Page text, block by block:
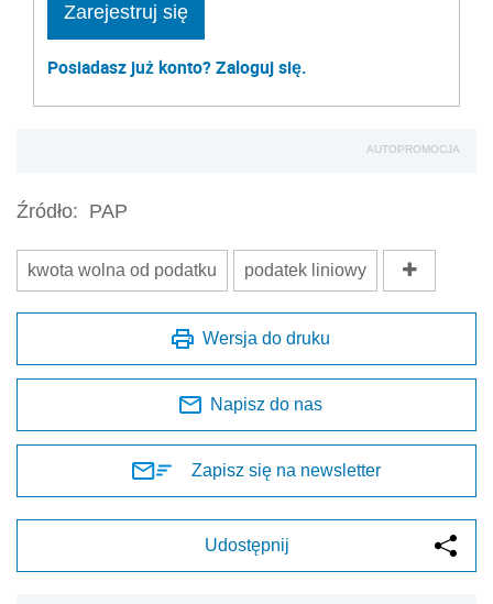
Zarejestruj się
Posiadasz już konto? Zaloguj się.
AUTOPROMOCJA
Źródło: PAP
kwota wolna od podatku podatek liniowy
Wersja do druku
Napisz do nas
Zapisz się na newsletter
Udostępnij